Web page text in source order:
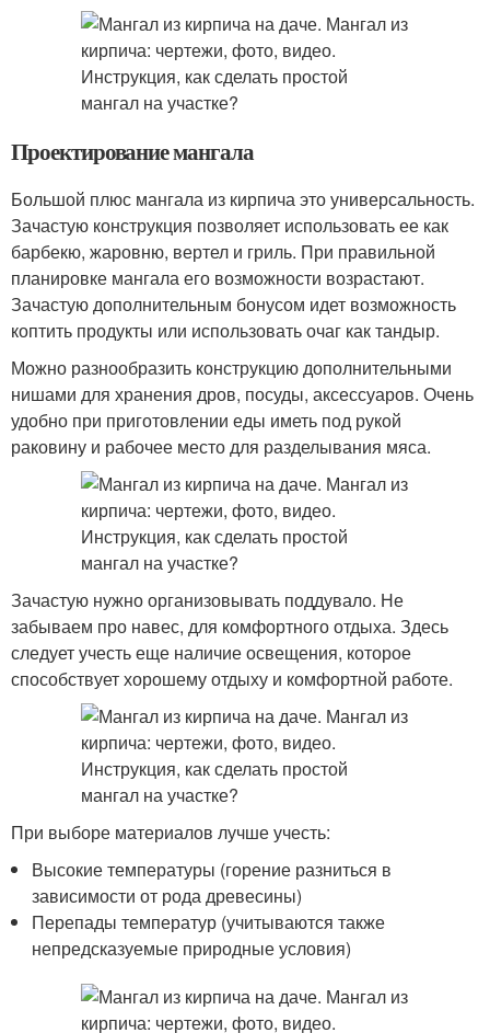
Проектирование мангала
Большой плюс мангала из кирпича это универсальность.
Зачастую конструкция позволяет использовать ее как
барбекю, жаровню, вертел и гриль. При правильной
планировке мангала его возможности возрастают.
Зачастую дополнительным бонусом идет возможность
коптить продукты или использовать очаг как тандыр.
Можно разнообразить конструкцию дополнительными
нишами для хранения дров, посуды, аксессуаров. Очень
удобно при приготовлении еды иметь под рукой
раковину и рабочее место для разделывания мяса.
Зачастую нужно организовывать поддувало. Не
забываем про навес, для комфортного отдыха. Здесь
следует учесть еще наличие освещения, которое
способствует хорошему отдыху и комфортной работе.
При выборе материалов лучше учесть:
Высокие температуры (горение разниться в
зависимости от рода древесины)
Перепады температур (учитываются также
непредсказуемые природные условия)